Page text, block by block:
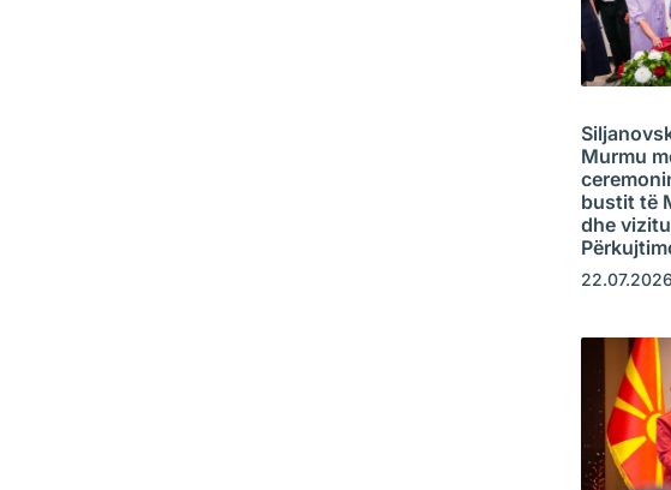
Murmu
bustit të
dhe
22.07.2026